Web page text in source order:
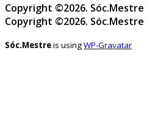
Sóc.mestre
Copyright ©2026. Sóc.Mestre
Copyright ©2026. Sóc.Mestre
Sóc.Mestreis usingWP-Gravatar